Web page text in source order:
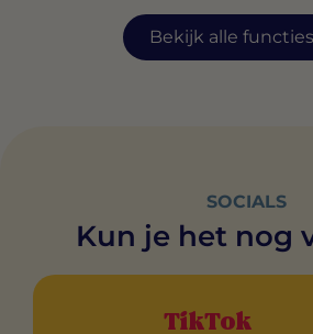
Bekijk alle functies
SOCIALS
Kun je het nog
TikTok